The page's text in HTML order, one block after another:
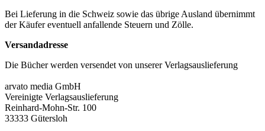
Bei Lieferung in die Schweiz sowie das übrige Ausland übernimmt
der Käufer eventuell anfallende Steuern und Zölle.
Versandadresse
Die Bücher werden versendet von unserer Verlagsauslieferung
arvato media GmbH
Vereinigte Verlagsauslieferung
Reinhard-Mohn-Str. 100
33333 Gütersloh